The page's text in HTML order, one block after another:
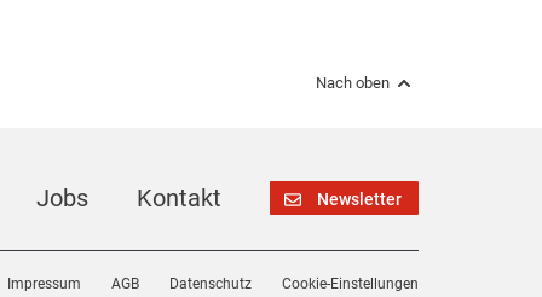
Nach oben
Jobs Kontakt Newsletter
Impressum AGB Datenschutz Cookie-Einstellungen